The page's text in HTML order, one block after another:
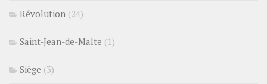
Révolution (24)
Saint-Jean-de-Malte (1)
Siège (3)